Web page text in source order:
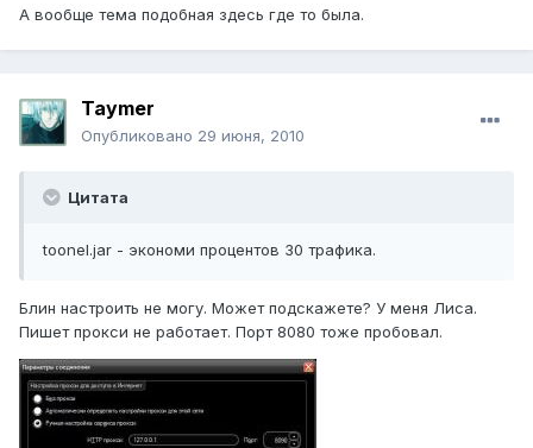
А вообще тема подобная здесь где то была.
Taymer
Опубликовано 29 июня, 2010
Цитата
toonel.jar - экономи процентов 30 трафика.
Блин настроить не могу. Может подскажете? У меня Лиса.
Пишет прокси не работает. Порт 8080 тоже пробовал.